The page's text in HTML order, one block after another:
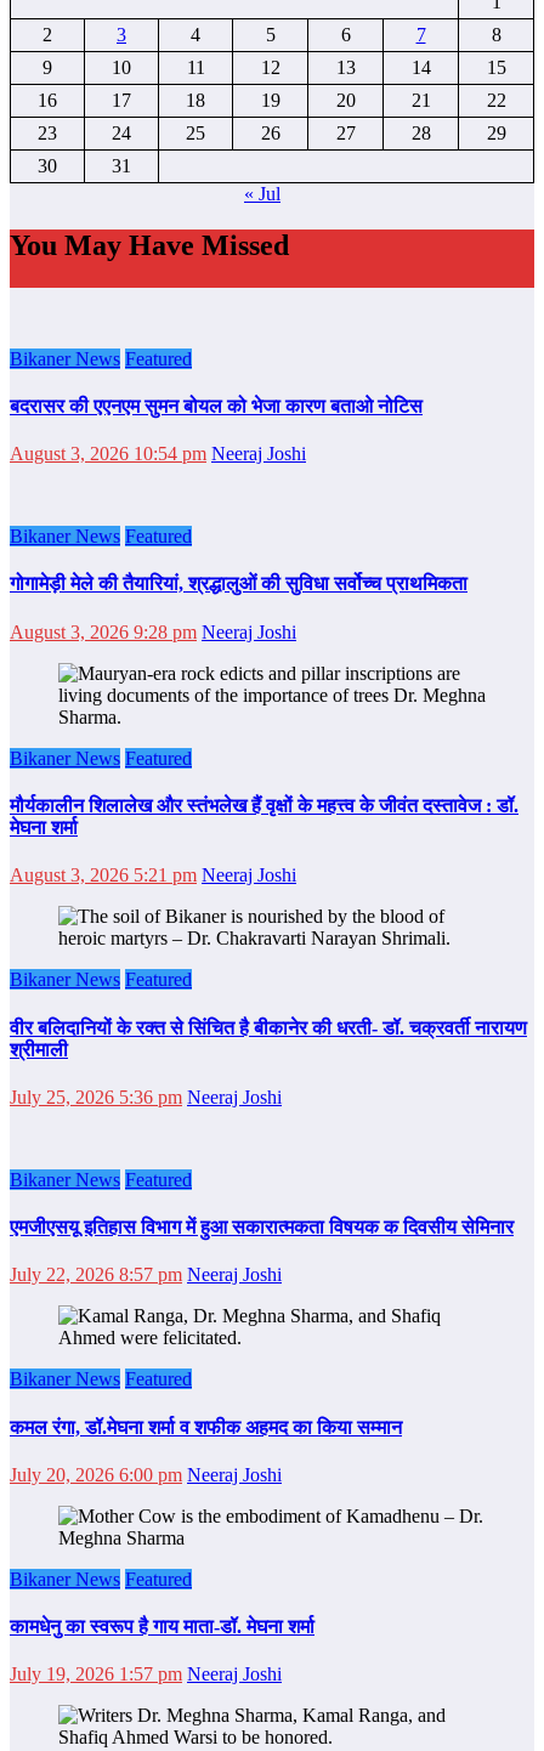
2
3 4 5 6 7
8
9
10 11 12 13 14
15
16
17 18 19 20 21
22
23
24 25 26 27 28
29
30
31
« Jul
You May Have Missed
Bikaner News Featured
बदरासर की एएनएम सुमन बोयल को भेजा कारण बताओ नोटिस
August 3, 2026 10:54 pm Neeraj Joshi
Bikaner News Featured
गोगामेड़ी मेले की तैयारियां, श्रद्धालुओं की सुविधा सर्वोच्च प्राथमिकता
August 3, 2026 9:28 pm Neeraj Joshi
Bikaner News Featured
मौर्यकालीन शिलालेख और स्तंभलेख हैं वृक्षों के महत्त्व के जीवंत दस्तावेज : डॉ.
मेघना शर्मा
August 3, 2026 5:21 pm Neeraj Joshi
Bikaner News Featured
वीर बलिदानियों के रक्त से सिंचित है बीकानेर की धरती- डॉ. चक्रवर्ती नारायण
श्रीमाली
July 25, 2026 5:36 pm Neeraj Joshi
Bikaner News Featured
एमजीएसयू इतिहास विभाग में हुआ सकारात्मकता विषयक क दिवसीय सेमिनार
July 22, 2026 8:57 pm Neeraj Joshi
Bikaner News Featured
कमल रंगा, डॉ.मेघना शर्मा व शफीक अहमद का किया सम्‍मान
July 20, 2026 6:00 pm Neeraj Joshi
Bikaner News Featured
कामधेनु का स्वरूप है गाय माता-डॉ. मेघना शर्मा
July 19, 2026 1:57 pm Neeraj Joshi